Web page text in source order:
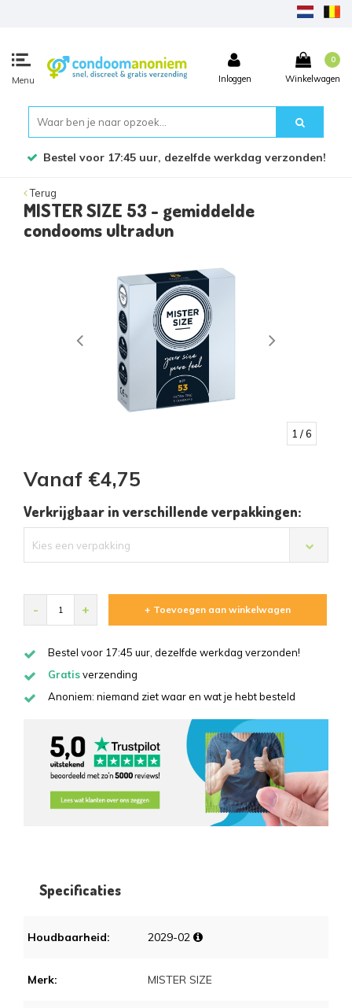
Menu Inloggen
0
Winkelwagen
Bestel voor 17:45 uur, dezelfde werkdag verzonden!
Terug
MISTER SIZE 53 - gemiddelde
condooms ultradun
1 / 6
Vanaf €4,75
Verkrijgbaar in verschillende verpakkingen:
Kies een verpakking
- + + Toevoegen aan winkelwagen
Bestel voor 17:45 uur, dezelfde werkdag verzonden!
Gratisverzending
Anoniem: niemand ziet waar en wat je hebt besteld
Specificaties
Houdbaarheid: 2029-02
Merk: MISTER SIZE